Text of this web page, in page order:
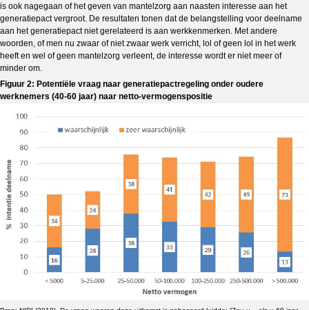
is ook nagegaan of het geven van mantelzorg aan naasten interesse aan het
generatiepact vergroot. De resultaten tonen dat de belangstelling voor deelname
aan het generatiepact niet gerelateerd is aan werkkenmerken. Met andere
woorden, of men nu zwaar of niet zwaar werk verricht, lol of geen lol in het werk
heeft en wel of geen mantelzorg verleent, de interesse wordt er niet meer of
minder om.
Figuur 2: Potentiële vraag naar generatiepactregeling onder oudere
werknemers (40-60 jaar) naar netto-vermogenspositie